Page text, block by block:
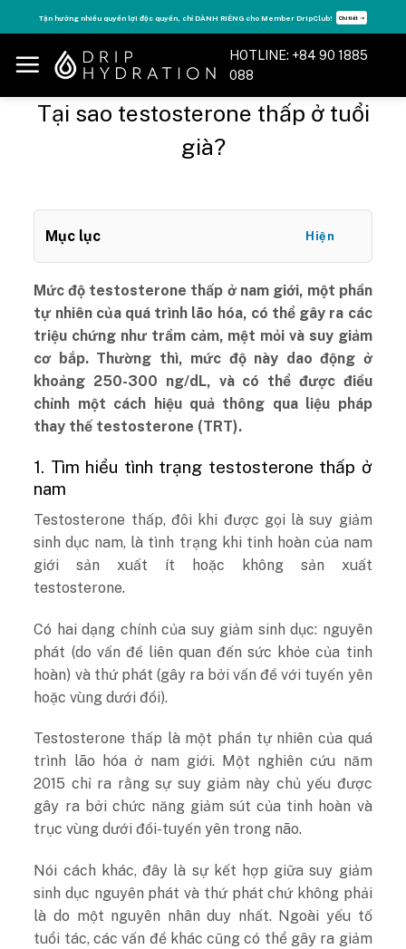
to
content
Tận hưởng nhiều quyền lợi độc quyền, chỉ DÀNH RIÊNG cho Member DripClub! Chi tiết ➝
HOTLINE: +84 90 1885
088
Tại sao testosterone thấp ở tuổi
già?
Mục lục Hiện
Mức độ testosterone thấp ở nam giới, một phần
tự nhiên của quá trình lão hóa, có thể gây ra các
triệu chứng như trầm cảm, mệt mỏi và suy giảm
cơ bắp. Thường thì, mức độ này dao động ở
khoảng 250-300 ng/dL, và có thể được điều
chỉnh một cách hiệu quả thông qua liệu pháp
thay thế testosterone (TRT).
1. Tìm hiểu tình trạng testosterone thấp ở
nam
Testosterone thấp, đôi khi được gọi là suy giảm
sinh dục nam, là tình trạng khi tinh hoàn của nam
giới sản xuất ít hoặc không sản xuất
testosterone.
Có hai dạng chính của suy giảm sinh dục: nguyên
phát (do vấn đề liên quan đến sức khỏe của tinh
hoàn) và thứ phát (gây ra bởi vấn đề với tuyến yên
hoặc vùng dưới đồi).
Testosterone thấp là một phần tự nhiên của quá
trình lão hóa ở nam giới. Một nghiên cứu năm
2015 chỉ ra rằng sự suy giảm này chủ yếu được
gây ra bởi chức năng giảm sút của tinh hoàn và
trục vùng dưới đồi-tuyến yên trong não.
Nói cách khác, đây là sự kết hợp giữa suy giảm
sinh dục nguyên phát và thứ phát chứ không phải
là do một nguyên nhân duy nhất. Ngoài yếu tố
tuổi tác, các vấn đề khác cũng có thể gây ra giảm